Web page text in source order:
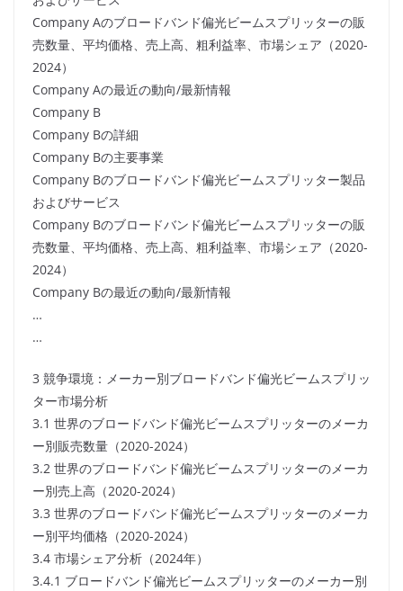
Company Aのブロードバンド偏光ビームスプリッターの販
売数量、平均価格、売上高、粗利益率、市場シェア（2020-
2024）
Company Aの最近の動向/最新情報
Company B
Company Bの詳細
Company Bの主要事業
Company Bのブロードバンド偏光ビームスプリッター製品
およびサービス
Company Bのブロードバンド偏光ビームスプリッターの販
売数量、平均価格、売上高、粗利益率、市場シェア（2020-
2024）
Company Bの最近の動向/最新情報
…
…
3 競争環境：メーカー別ブロードバンド偏光ビームスプリッ
ター市場分析
3.1 世界のブロードバンド偏光ビームスプリッターのメーカ
ー別販売数量（2020-2024）
3.2 世界のブロードバンド偏光ビームスプリッターのメーカ
ー別売上高（2020-2024）
3.3 世界のブロードバンド偏光ビームスプリッターのメーカ
ー別平均価格（2020-2024）
3.4 市場シェア分析（2024年）
3.4.1 ブロードバンド偏光ビームスプリッターのメーカー別